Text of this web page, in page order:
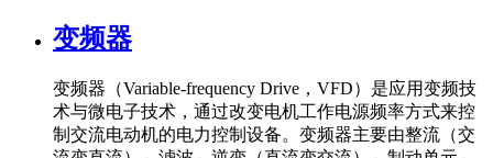
变频器
变频器（Variable-frequency Drive，VFD）是应用变频技
术与微电子技术，通过改变电机工作电源频率方式来控
制交流电动机的电力控制设备。变频器主要由整流（交